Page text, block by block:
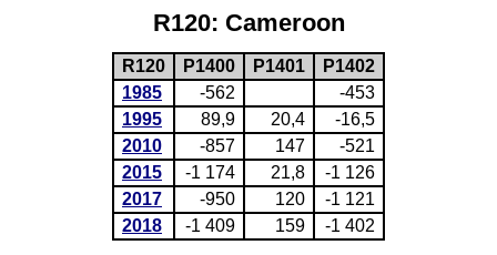
R120: Cameroon
R120 P1400 P1401
P1402
1985
-562
-453
1995
89,9 20,4
-16,5
2010
-857 147
-521
2015
-1 174 21,8
-1 126
2017
-950 120
-1 121
2018
-1 409 159 -1 402